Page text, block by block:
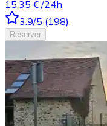
15,35 € /24h
3.9/5 (198)
Réserver